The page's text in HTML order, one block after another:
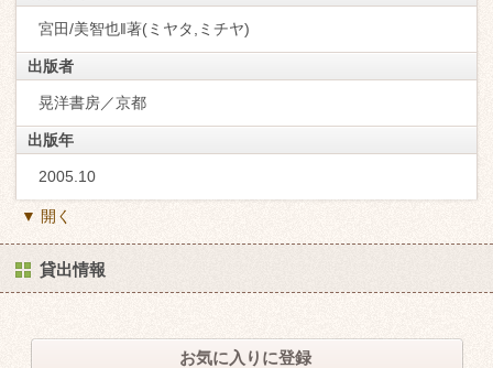
宮田/美智也‖著(ミヤタ,ミチヤ)
出版者
晃洋書房／京都
出版年
2005.10
▼ 開く
貸出情報
お気に入りに登録